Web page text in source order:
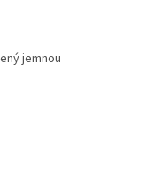
jemnou